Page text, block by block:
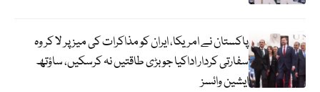
پاکستان نے امریکا، ایران کو مذاکرات کی میز پر لا کر وہ
سفارتی کردار اداکیا جو بڑی طاقتیں نہ کرسکیں، ساؤتھ
ایشین وائسز